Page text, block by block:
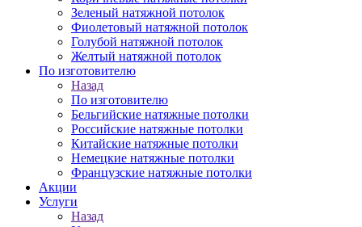
Зеленый натяжной потолок
Фиолетовый натяжной потолок
Голубой натяжной потолок
Желтый натяжной потолок
По изготовителю
Назад
По изготовителю
Бельгийские натяжные потолки
Российские натяжные потолки
Китайские натяжные потолки
Немецкие натяжные потолки
Французские натяжные потолки
Акции
Услуги
Назад